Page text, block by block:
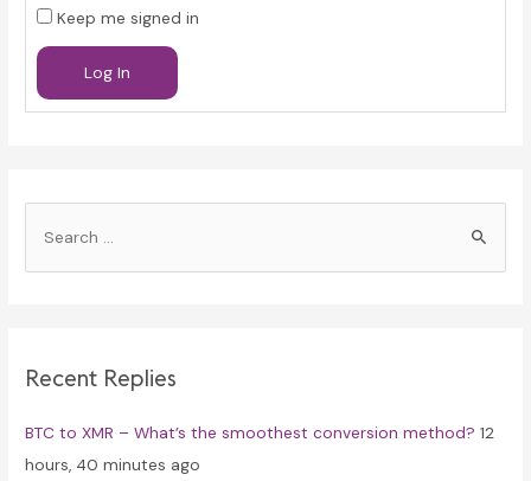
Keep me signed in
Log In
h
o
r
Recent Replies
BTC to XMR – What’s the smoothest conversion method? 12
hours, 40 minutes ago